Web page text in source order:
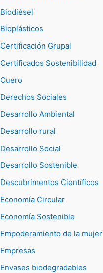
Biodiésel
Bioplásticos
Certificación Grupal
Certificados Sostenibilidad
Cuero
Derechos Sociales
Desarrollo Ambiental
Desarrollo rural
Desarrollo Social
Desarrollo Sostenible
Descubrimentos Científicos
Economía Circular
Economía Sostenible
Empoderamiento de la mujer
Empresas
Envases biodegradables